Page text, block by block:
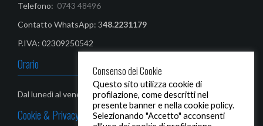
Telefono: 0743 48496
Contatto WhatsApp: 348.2231179‬
P.IVA: 02309250542
Orario
Dal lunedì al venerdì: 08,00-13,00 / 14,30 - 19,00
Cookie & Privacy Policy
Consenso dei Cookie
Questo sito utilizza cookie di
profilazione, come descritti nel
presente banner e nella cookie policy.
Selezionando "Accetto" acconsenti